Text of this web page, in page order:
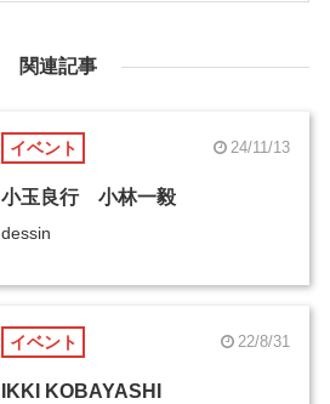
関連記事
イベント 24/11/13
小玉良行 小林一毅
dessin
イベント 22/8/31
IKKI KOBAYASHI